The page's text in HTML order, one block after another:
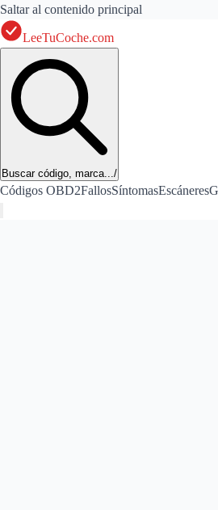
Saltar al contenido principal
LeeTuCoche.com
Buscar código, marca.../
Códigos OBD2FallosSíntomasEscáneres